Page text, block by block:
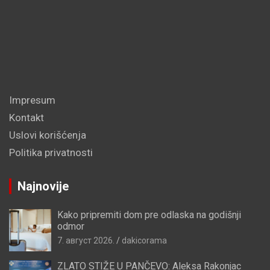
Impresum
Kontakt
Uslovi korišćenja
Politika privatnosti
Najnovije
Kako pripremiti dom pre odlaska na godišnji
odmor
7. август 2026. dakicorama
ZLATO STIŽE U PANČEVO: Aleksa Rakonjac